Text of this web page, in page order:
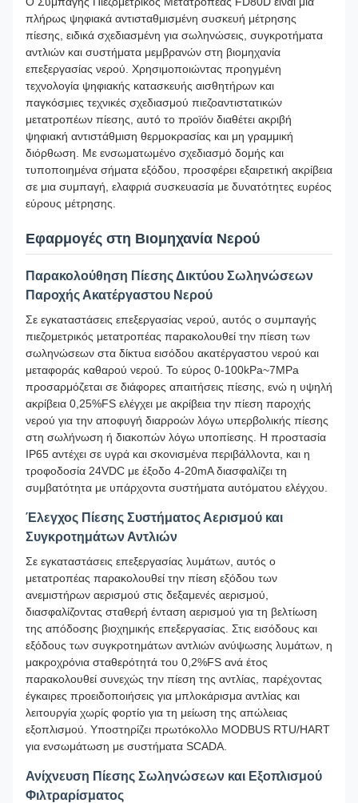
πλήρως ψηφιακά αντισταθμισμένη συσκευή μέτρησης
πίεσης, ειδικά σχεδιασμένη για σωληνώσεις, συγκροτήματα
αντλιών και συστήματα μεμβρανών στη βιομηχανία
επεξεργασίας νερού. Χρησιμοποιώντας προηγμένη
τεχνολογία ψηφιακής κατασκευής αισθητήρων και
παγκόσμιες τεχνικές σχεδιασμού πιεζοαντιστατικών
μετατροπέων πίεσης, αυτό το προϊόν διαθέτει ακριβή
ψηφιακή αντιστάθμιση θερμοκρασίας και μη γραμμική
διόρθωση. Με ενσωματωμένο σχεδιασμό δομής και
τυποποιημένα σήματα εξόδου, προσφέρει εξαιρετική ακρίβεια
σε μια συμπαγή, ελαφριά συσκευασία με δυνατότητες ευρέος
εύρους μέτρησης.
Εφαρμογές στη Βιομηχανία Νερού
Παρακολούθηση Πίεσης Δικτύου Σωληνώσεων
Παροχής Ακατέργαστου Νερού
Σε εγκαταστάσεις επεξεργασίας νερού, αυτός ο συμπαγής
πιεζομετρικός μετατροπέας παρακολουθεί την πίεση των
σωληνώσεων στα δίκτυα εισόδου ακατέργαστου νερού και
μεταφοράς καθαρού νερού. Το εύρος 0-100kPa~7MPa
προσαρμόζεται σε διάφορες απαιτήσεις πίεσης, ενώ η υψηλή
ακρίβεια 0,25%FS ελέγχει με ακρίβεια την πίεση παροχής
νερού για την αποφυγή διαρροών λόγω υπερβολικής πίεσης
στη σωλήνωση ή διακοπών λόγω υποπίεσης. Η προστασία
IP65 αντέχει σε υγρά και σκονισμένα περιβάλλοντα, και η
τροφοδοσία 24VDC με έξοδο 4-20mA διασφαλίζει τη
συμβατότητα με υπάρχοντα συστήματα αυτόματου ελέγχου.
Έλεγχος Πίεσης Συστήματος Αερισμού και
Συγκροτημάτων Αντλιών
Σε εγκαταστάσεις επεξεργασίας λυμάτων, αυτός ο
μετατροπέας παρακολουθεί την πίεση εξόδου των
ανεμιστήρων αερισμού στις δεξαμενές αερισμού,
διασφαλίζοντας σταθερή ένταση αερισμού για τη βελτίωση
της απόδοσης βιοχημικής επεξεργασίας. Στις εισόδους και
εξόδους των συγκροτημάτων αντλιών ανύψωσης λυμάτων, η
μακροχρόνια σταθερότητά του 0,2%FS ανά έτος
παρακολουθεί συνεχώς την πίεση της αντλίας, παρέχοντας
έγκαιρες προειδοποιήσεις για μπλοκάρισμα αντλίας και
λειτουργία χωρίς φορτίο για τη μείωση της απώλειας
εξοπλισμού. Υποστηρίζει πρωτόκολλο MODBUS RTU/HART
για ενσωμάτωση με συστήματα SCADA.
Ανίχνευση Πίεσης Σωληνώσεων και Εξοπλισμού
Φιλτραρίσματος